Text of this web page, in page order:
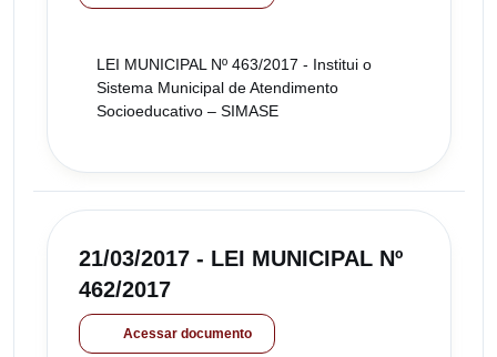
LEI MUNICIPAL Nº 463/2017 - Institui o
Sistema Municipal de Atendimento
Socioeducativo – SIMASE
21/03/2017 - LEI MUNICIPAL Nº
462/2017
Acessar documento